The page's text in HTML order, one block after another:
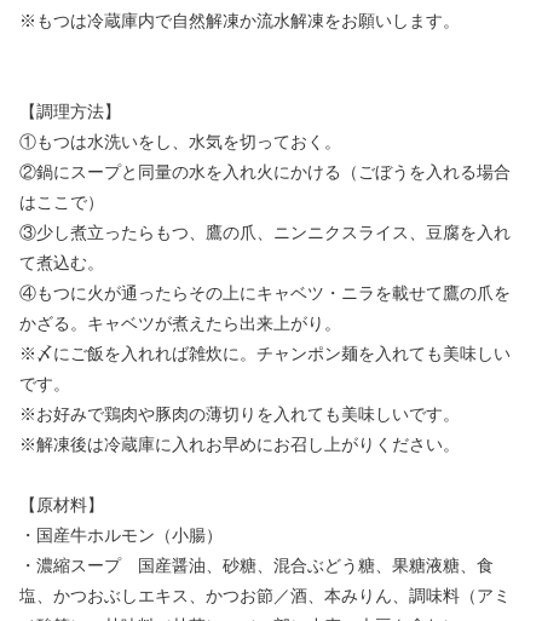
※もつは冷蔵庫内で自然解凍か流水解凍をお願いします。
【調理方法】
①もつは水洗いをし、水気を切っておく。
②鍋にスープと同量の水を入れ火にかける（ごぼうを入れる場合
はここで）
③少し煮立ったらもつ、鷹の爪、ニンニクスライス、豆腐を入れ
て煮込む。
④もつに火が通ったらその上にキャベツ・ニラを載せて鷹の爪を
かざる。キャベツが煮えたら出来上がり。
※〆にご飯を入れれば雑炊に。チャンポン麺を入れても美味しい
です。
※お好みで鶏肉や豚肉の薄切りを入れても美味しいです。
※解凍後は冷蔵庫に入れお早めにお召し上がりください。
【原材料】
・国産牛ホルモン（小腸）
・濃縮スープ 国産醤油、砂糖、混合ぶどう糖、果糖液糖、食
塩、かつおぶしエキス、かつお節／酒、本みりん、調味料（アミ